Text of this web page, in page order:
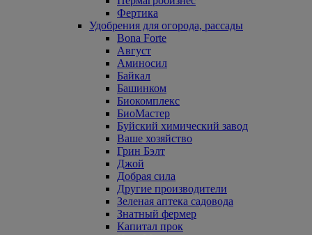
Фертика
Удобрения для огорода, рассады
Bona Forte
Август
Аминосил
Байкал
Башинком
Биокомплекс
БиоМастер
Буйский химический завод
Ваше хозяйство
Грин Бэлт
Джой
Добрая сила
Другие производители
Зеленая аптека садовода
Знатный фермер
Капитал прок